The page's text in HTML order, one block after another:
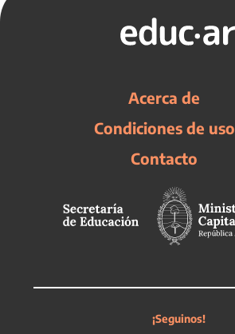
Acerca de
Condiciones de uso
Contacto
¡Seguinos!